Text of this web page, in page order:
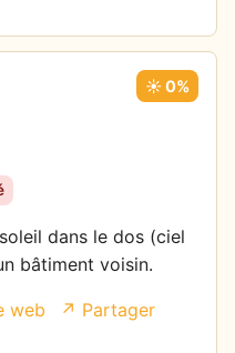
☀️ 0%
dans le dos (ciel
bâtiment voisin.
web ↗ Partager